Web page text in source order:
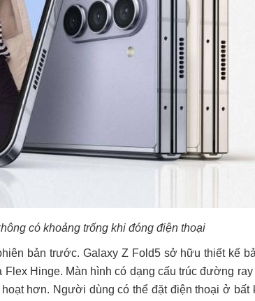
có khoảng trống khi đóng điện thoại
bản trước. Galaxy Z Fold5 sở hữu thiết kế
Hinge. Màn hình có dạng cấu trúc đường
hơn. Người dùng có thể đặt điện thoại ở bất